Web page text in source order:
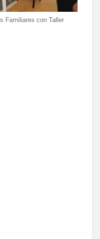
Familiares con Taller